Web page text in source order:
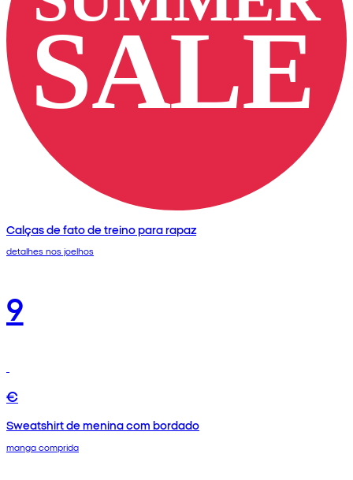
Calças de fato de treino para rapaz
detalhes nos joelhos
9
€
Sweatshirt de menina com bordado
manga comprida